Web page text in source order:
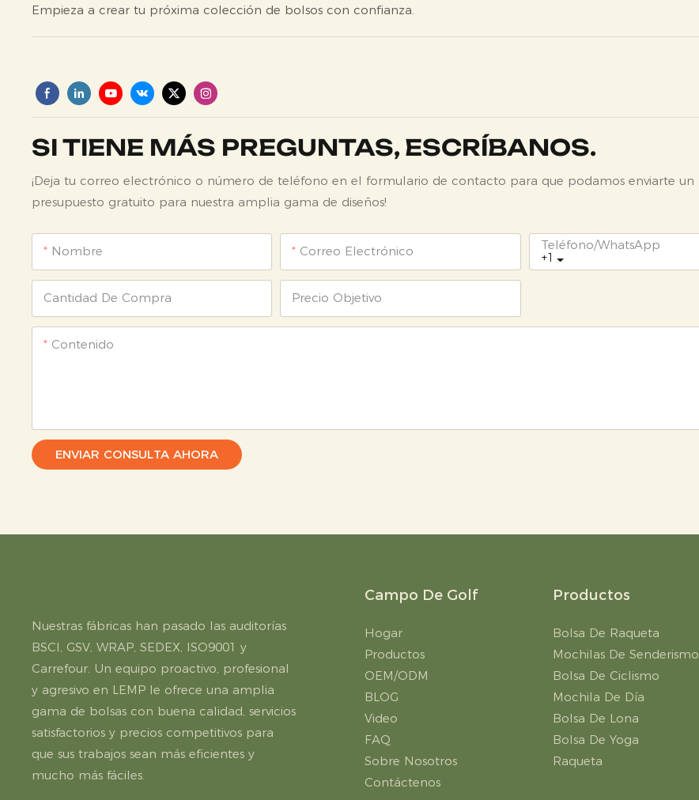
Empieza a crear tu próxima colección de bolsos con confianza.
SI TIENE MÁS PREGUNTAS, ESCRÍBANOS.
¡Deja tu correo electrónico o número de teléfono en el formulario de contacto para que podamos enviarte un
presupuesto gratuito para nuestra amplia gama de diseños!
Nombre Correo Electrónico +1
Teléfono/WhatsApp
Cantidad De Compra Precio Objetivo
Contenido
ENVIAR CONSULTA AHORA
Nuestras fábricas han pasado las auditorías
BSCI, GSV, WRAP, SEDEX, ISO9001 y
Carrefour. Un equipo proactivo, profesional
y agresivo en LEMP le ofrece una amplia
gama de bolsas con buena calidad, servicios
satisfactorios y precios competitivos para
que sus trabajos sean más eficientes y
mucho más fáciles.
Campo De Golf
Hogar
Productos
OEM/ODM
BLOG
Video
FAQ
Sobre Nosotros
Contáctenos
Productos
Bolsa De Raqueta
Mochilas De Senderismo
Bolsa De Ciclismo
Mochila De Día
Bolsa De Lona
Bolsa De Yoga
Raqueta